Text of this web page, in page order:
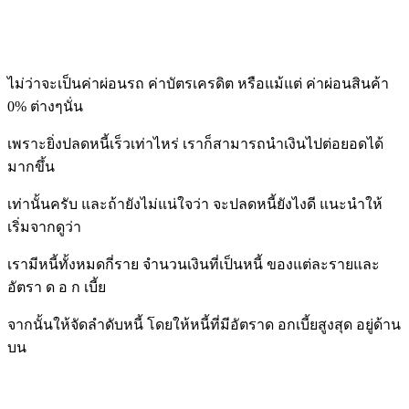
ไม่ว่าจะเป็นค่าผ่อนรถ ค่าบัตรเครดิต หรือแม้แต่ ค่าผ่อนสินค้า
0% ต่างๆนั่น
เพราะยิ่งปลดหนี้เร็วเท่าไหร่ เราก็สามารถนำเงินไปต่อยอดได้
มากขึ้น
เท่านั้นครับ และถ้ายังไม่แน่ใจว่า จะปลดหนี้ยังไงดี แนะนำให้
เริ่มจากดูว่า
เรามีหนี้ทั้งหมดกี่ราย จำนวนเงินที่เป็นหนี้ ของแต่ละรายและ
อัตรา ด อ ก เบี้ย
จากนั้นให้จัดลำดับหนี้ โดยให้หนี้ที่มีอัตราด อกเบี้ยสูงสุด อยู่ด้าน
บน